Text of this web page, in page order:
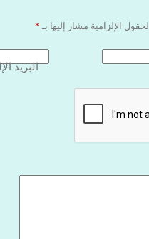
الحقول الإلزامية مشار إليها بـ *
البريد